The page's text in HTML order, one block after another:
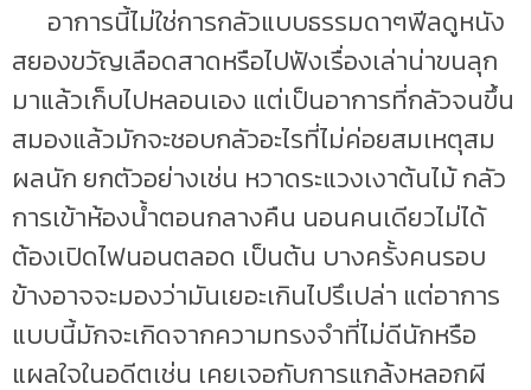
อาการนี้ไม่ใช่การกลัวแบบธรรมดาๆฟีลดูหนัง
สยองขวัญเลือดสาดหรือไปฟังเรื่องเล่าน่าขนลุก
มาแล้วเก็บไปหลอนเอง แต่เป็นอาการที่กลัวจนขึ้น
สมองแล้วมักจะชอบกลัวอะไรที่ไม่ค่อยสมเหตุสม
ผลนัก ยกตัวอย่างเช่น หวาดระแวงเงาต้นไม้ กลัว
การเข้าห้องน้ำตอนกลางคืน นอนคนเดียวไม่ได้
ต้องเปิดไฟนอนตลอด เป็นต้น บางครั้งคนรอบ
ข้างอาจจะมองว่ามันเยอะเกินไปรึเปล่า แต่อาการ
แบบนี้มักจะเกิดจากความทรงจำที่ไม่ดีนักหรือ
แผลใจในอดีตเช่น เคยเจอกับการแกล้งหลอกผี